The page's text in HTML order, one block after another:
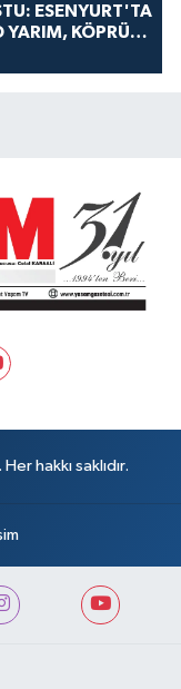
ESENYURT'TA
YARIM, KÖPRÜ
hakkı saklıdır.